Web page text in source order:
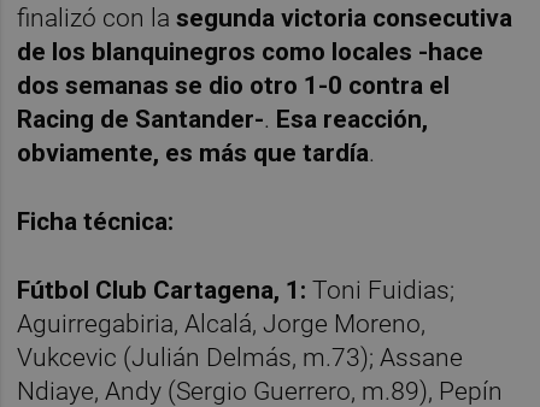
finalizó con lasegunda victoria consecutiva
de los blanquinegros como locales -hace
dos semanas se dio otro 1-0 contra el
Racing de Santander-. Esa reacción,
obviamente, es más que tardía.
Ficha técnica:
Fútbol Club Cartagena, 1:Toni Fuidias;
Aguirregabiria, Alcalá, Jorge Moreno,
Vukcevic (Julián Delmás, m.73); Assane
Ndiaye, Andy (Sergio Guerrero, m.89), Pepín